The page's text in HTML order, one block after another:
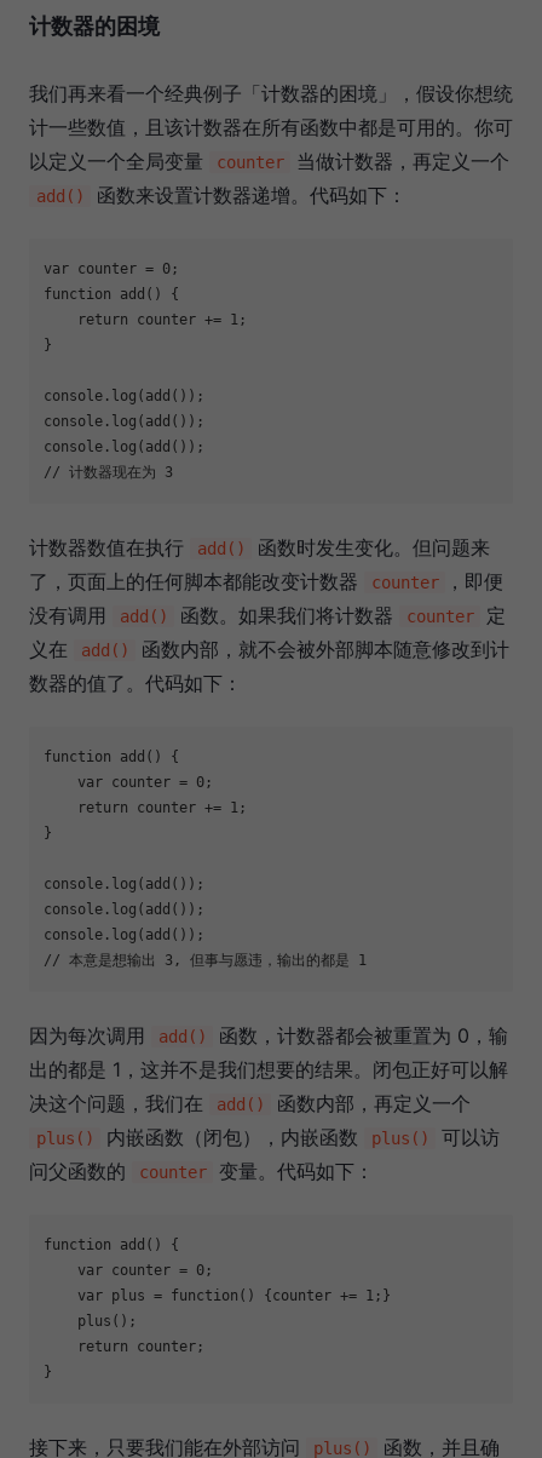
计数器的困境
我们再来看一个经典例子「计数器的困境」，假设你想统
计一些数值，且该计数器在所有函数中都是可用的。你可
以定义一个全局变量
counter 当做计数器，再定义一个
add() 函数来设置计数器递增。代码如下：
var counter = 0
function
add ( ) {
return counter += 1 ;
}
console
console
console
// 计数器现在为 3
计数器数值在执行 add()
函数时发生变化。但问题来
了，页面上的任何脚本都能改变计数器
counter
，即便
没有调用
add() 函数。如果我们将计数器 counter
定
义在
add()
函数内部，就不会被外部脚本随意修改到计
数器的值了。代码如下：
function add ( ) {
var counter = 0 ;
return counter += 1 ;
}
console
console
console
// 本意是想输出 3, 但事与愿违，输出的都是 1
因为每次调用 add()
函数，计数器都会被重置为 0，输
出的都是 1，这并不是我们想要的结果。闭包正好可以解
决这个问题，我们在
add() 函数内部，再定义一个
plus() 内嵌函数（闭包），内嵌函数 plus()
可以访
问父函数的
counter 变量。代码如下：
function add ( ) {
var counter = 0 ;
var plus = function ( ) {counter += 1 ;}
    plus();
return counter;
}
接下来，只要我们能在外部访问 plus() 函数，并且确